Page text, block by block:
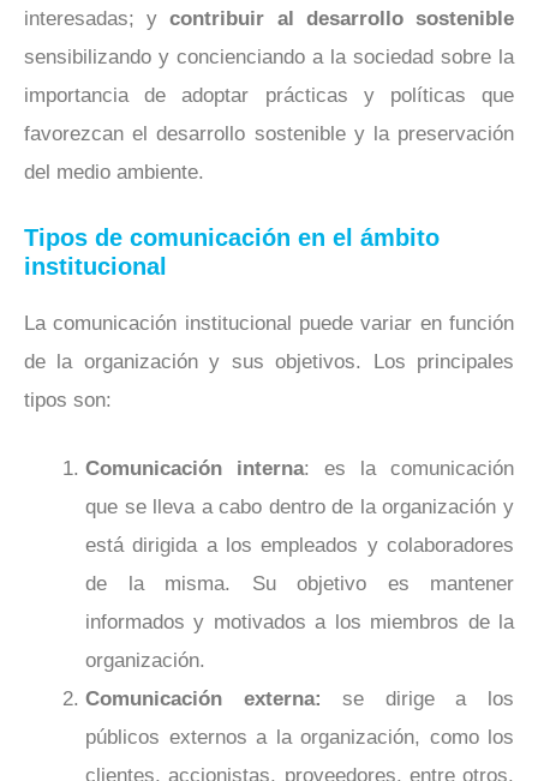
interesadas; ycontribuir al desarrollo sostenible
sensibilizando y concienciando a la sociedad sobre la
importancia de adoptar prácticas y políticas que
favorezcan el desarrollo sostenible y la preservación
del medio ambiente.
Tipos de comunicación en el ámbito
institucional
La comunicación institucional puede variar en función
de la organización y sus objetivos. Los principales
tipos son:
Comunicación interna: es la comunicación
que se lleva a cabo dentro de la organización y
está dirigida a los empleados y colaboradores
de la misma. Su objetivo es mantener
informados y motivados a los miembros de la
organización.
Comunicación externa: se dirige a los
públicos externos a la organización, como los
clientes, accionistas, proveedores, entre otros.